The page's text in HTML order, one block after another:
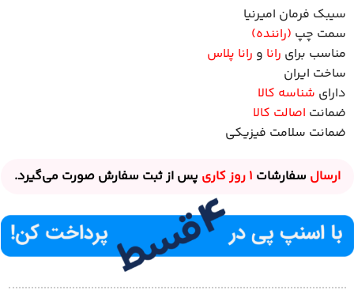
سیبک فرمان امیرنیا
سمت چپ (راننده)
مناسب برای رانا و رانا پلاس
ساخت ایران
دارای شناسه کالا
ضمانت اصالت کالا
ضمانت سلامت فیزیکی
ارسال سفارشات 1 روز کاری پس از ثبت سفارش صورت می‌گیرد.